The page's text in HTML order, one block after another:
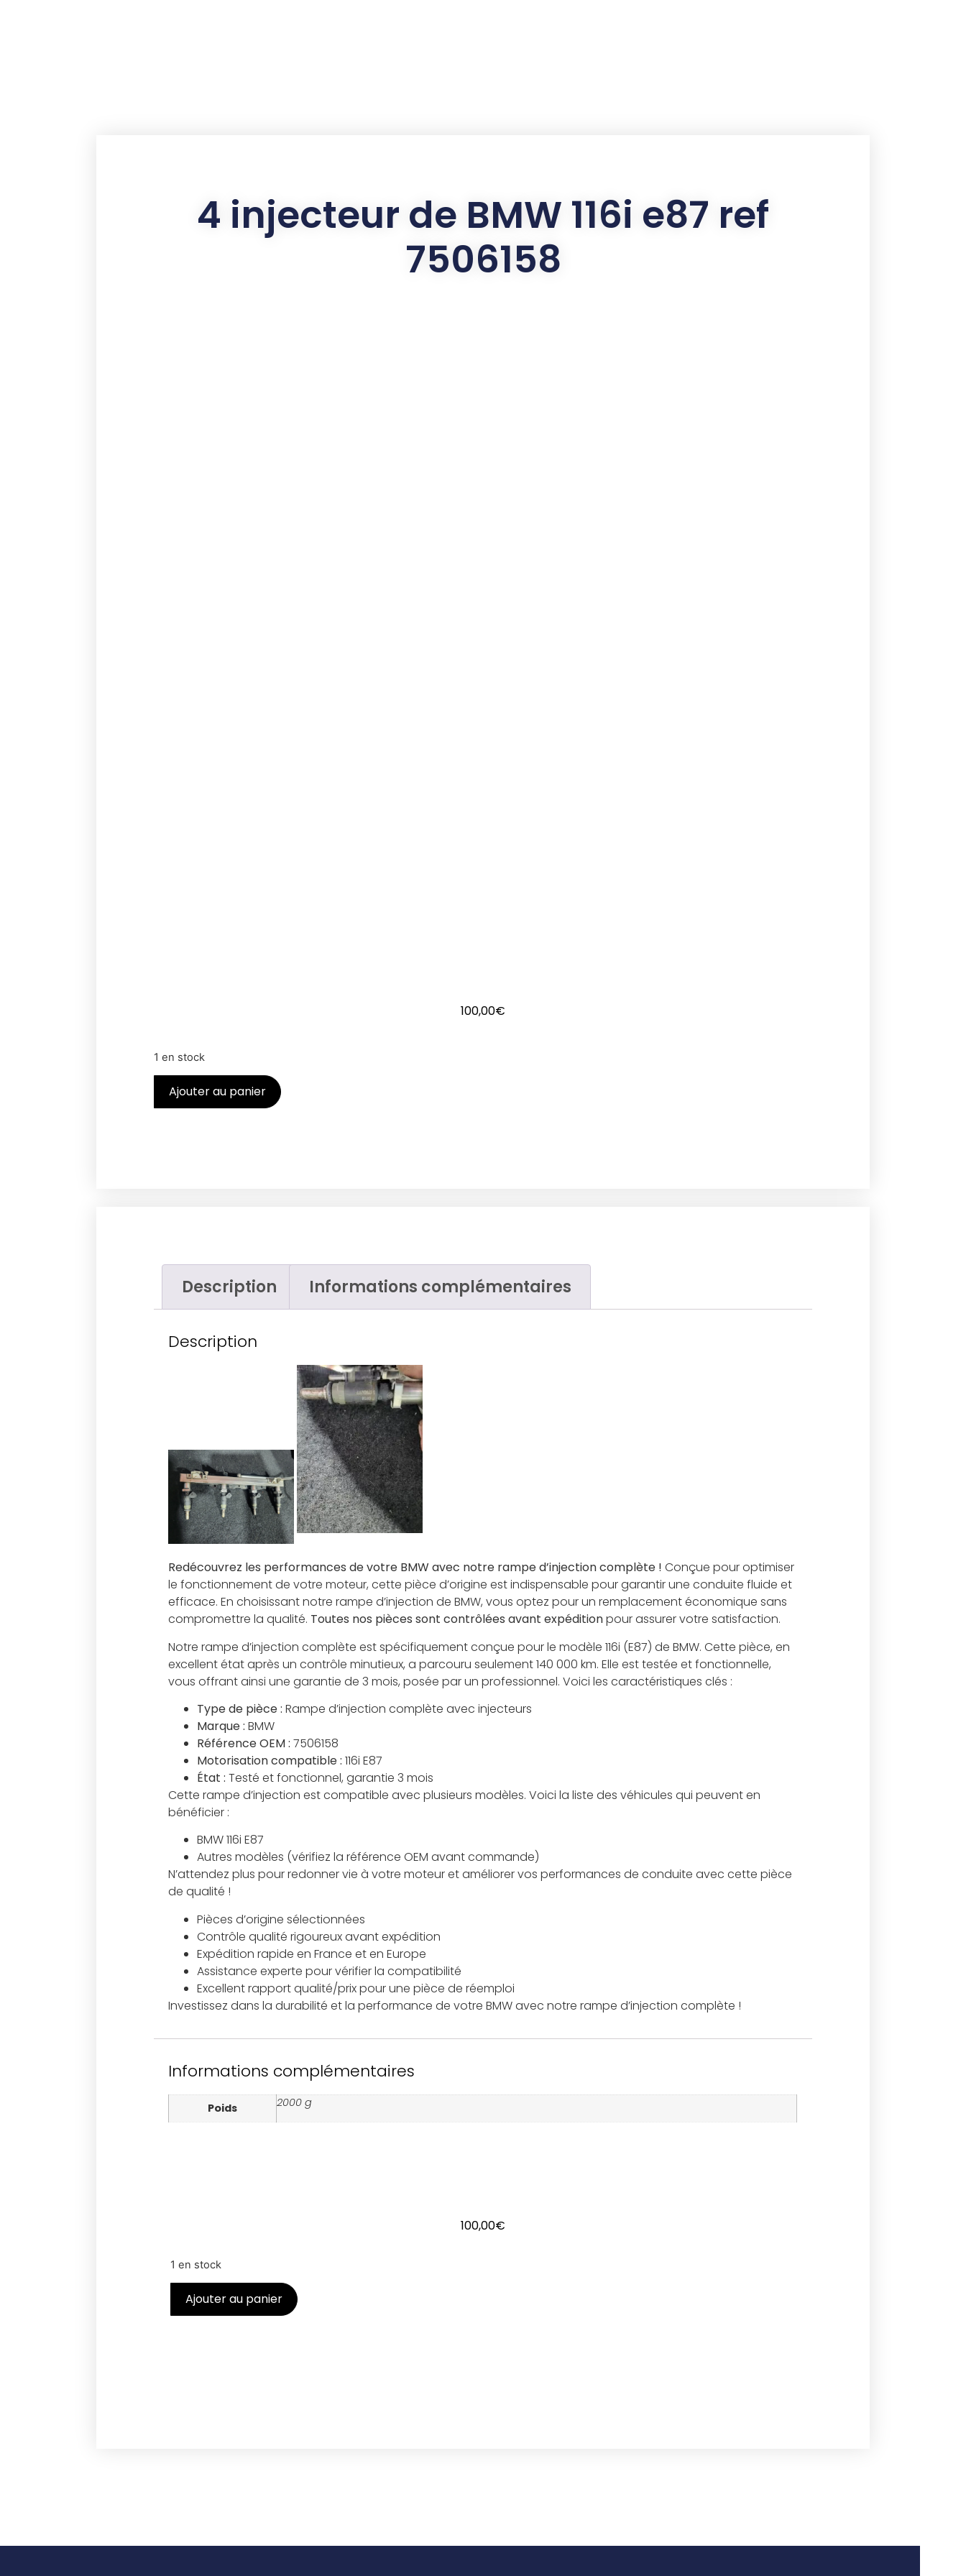
4 injecteur de BMW 116i e87 ref
7506158
100,00€
1 en stock
Ajouter au panier
Description Informations complémentaires
Description
Redécouvrez les performances de votre BMW avec notre rampe d’injection complète ! Conçue pour optimiser
le fonctionnement de votre moteur, cette pièce d’origine est indispensable pour garantir une conduite fluide et
efficace. En choisissant notre rampe d’injection de BMW, vous optez pour un remplacement économique sans
compromettre la qualité. Toutes nos pièces sont contrôlées avant expéditionpour assurer votre satisfaction.
Notre rampe d’injection complète est spécifiquement conçue pour le modèle 116i (E87) de BMW. Cette pièce, en
excellent état après un contrôle minutieux, a parcouru seulement 140 000 km. Elle est testée et fonctionnelle,
vous offrant ainsi une garantie de 3 mois, posée par un professionnel. Voici les caractéristiques clés :
Type de pièce : Rampe d’injection complète avec injecteurs
Marque : BMW
Référence OEM : 7506158
Motorisation compatible : 116i E87
État : Testé et fonctionnel, garantie 3 mois
Cette rampe d’injection est compatible avec plusieurs modèles. Voici la liste des véhicules qui peuvent en
bénéficier :
BMW 116i E87
Autres modèles (vérifiez la référence OEM avant commande)
N’attendez plus pour redonner vie à votre moteur et améliorer vos performances de conduite avec cette pièce
de qualité !
Pièces d’origine sélectionnées
Contrôle qualité rigoureux avant expédition
Expédition rapide en France et en Europe
Assistance experte pour vérifier la compatibilité
Excellent rapport qualité/prix pour une pièce de réemploi
Investissez dans la durabilité et la performance de votre BMW avec notre rampe d’injection complète !
Informations complémentaires
Poids 2000 g
100,00€
1 en stock
Ajouter au panier